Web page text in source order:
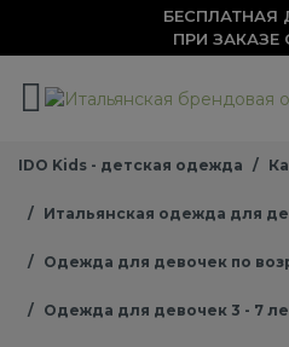
БЕСПЛАТНАЯ
ПРИ ЗАКАЗЕ
IDO Kids - детская одежда
Итальянская одежда для
Одежда для девочек по
Одежда для девочек 3 - 7